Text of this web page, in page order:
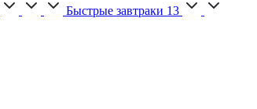
Быстрые завтраки 13